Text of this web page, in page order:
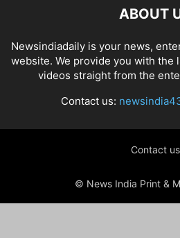
ABOUT
Newsindiadaily is your news,
website. We provide you with the
videos straight from the
Contact us:
Contact us
© News India Print &